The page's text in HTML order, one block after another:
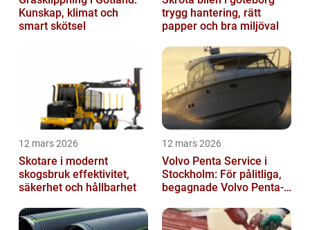
Kunskap, klimat och
smart skötsel
trygg hantering, rätt
papper och bra miljöval
12 mars 2026
Skotare i modernt
skogsbruk effektivitet,
säkerhet och hållbarhet
12 mars 2026
Volvo Penta Service i
Stockholm: För pålitliga,
begagnade Volvo Penta-